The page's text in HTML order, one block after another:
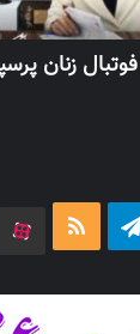
فوتبال زنان
تلگرام خوراک